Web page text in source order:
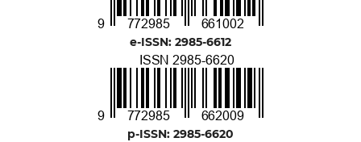
e-ISSN: 2985-6612
p-ISSN: 2985-6620